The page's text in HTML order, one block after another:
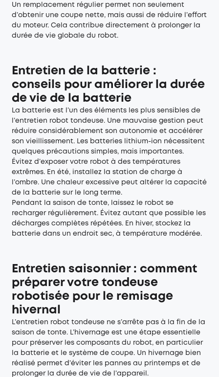
Un remplacement régulier permet non seulement
d’obtenir une coupe nette, mais aussi de réduire l’effort
du moteur. Cela contribue directement à prolonger la
durée de vie globale du robot.
Entretien de la batterie :
conseils pour améliorer la durée
de vie de la batterie
La batterie est l’un des éléments les plus sensibles de
l’entretien robot tondeuse. Une mauvaise gestion peut
réduire considérablement son autonomie et accélérer
son vieillissement. Les batteries lithium-ion nécessitent
quelques précautions simples, mais importantes.
Évitez d’exposer votre robot à des températures
extrêmes. En été, installez la station de charge à
l’ombre. Une chaleur excessive peut altérer la capacité
de la batterie sur le long terme.
Pendant la saison de tonte, laissez le robot se
recharger régulièrement. Évitez autant que possible les
décharges complètes répétées. En hiver, stockez la
batterie dans un endroit sec, à température modérée.
Entretien saisonnier : comment
préparer votre tondeuse
robotisée pour le remisage
hivernal
L’entretien robot tondeuse ne s’arrête pas à la fin de la
saison de tonte. L’hivernage est une étape essentielle
pour préserver les composants du robot, en particulier
la batterie et le système de coupe. Un hivernage bien
réalisé permet d’éviter les pannes au printemps et de
prolonger la durée de vie de l’appareil.